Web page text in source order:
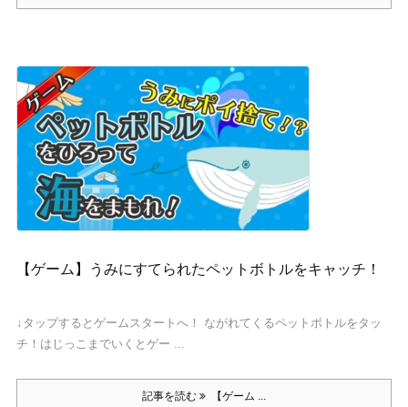
【ゲーム】うみにすてられたペットボトルをキャッチ！
↓タップするとゲームスタートへ！ ながれてくるペットボトルをタッ
チ！はじっこまでいくとゲー ...
記事を読む 【ゲーム ...